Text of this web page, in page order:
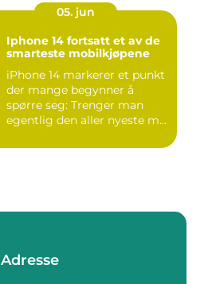
05. jun
Iphone 14 fortsatt et av de
smarteste mobilkjøpene
iPhone 14 markerer et punkt
der mange begynner å
spørre seg: Trenger man
egentlig den aller nyeste m...
Adresse